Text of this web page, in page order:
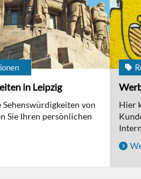
in Leipzig
Sehenswürdigkeiten von
Sie Ihren persönlichen
Hier